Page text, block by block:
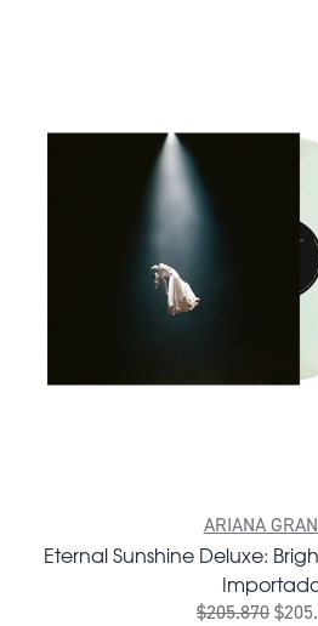
ARIANA
Eternal Sunshine Deluxe:
$205.870